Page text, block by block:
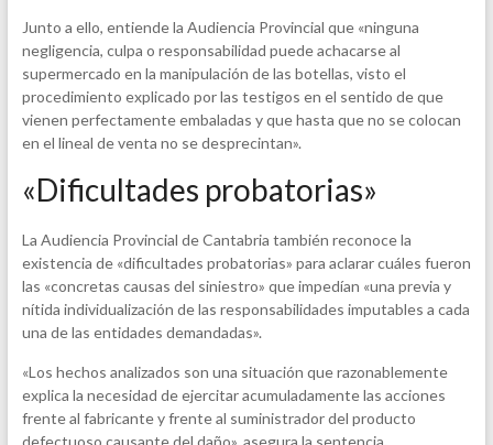
Junto a ello, entiende la Audiencia Provincial que «ninguna
negligencia, culpa o responsabilidad puede achacarse al
supermercado en la manipulación de las botellas, visto el
procedimiento explicado por las testigos en el sentido de que
vienen perfectamente embaladas y que hasta que no se colocan
en el lineal de venta no se desprecintan».
«Dificultades probatorias»
La Audiencia Provincial de Cantabria también reconoce la
existencia de «dificultades probatorias» para aclarar cuáles fueron
las «concretas causas del siniestro» que impedían «una previa y
nítida individualización de las responsabilidades imputables a cada
una de las entidades demandadas».
«Los hechos analizados son una situación que razonablemente
explica la necesidad de ejercitar acumuladamente las acciones
frente al fabricante y frente al suministrador del producto
defectuoso causante del daño», asegura la sentencia.